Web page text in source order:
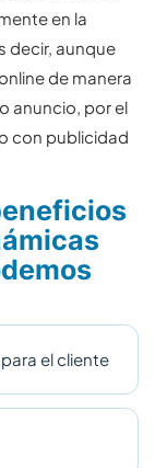
en la
decir, aunque
de manera
anuncio, por el
con publicidad
el cliente